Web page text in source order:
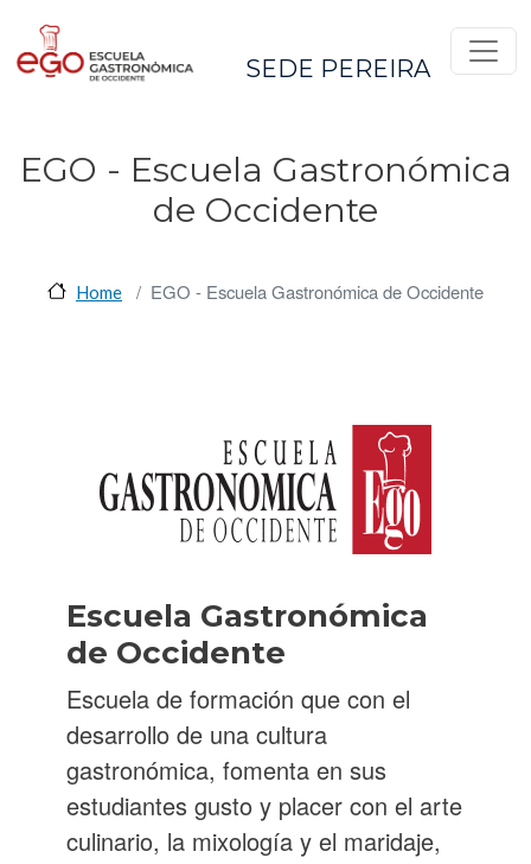
SEDE PEREIRA
EGO - Escuela Gastronómica
de Occidente
Home EGO - Escuela Gastronómica de Occidente
Escuela Gastronómica
de Occidente
Escuela de formación que con el
desarrollo de una cultura
gastronómica, fomenta en sus
estudiantes gusto y placer con el arte
culinario, la mixología y el maridaje,